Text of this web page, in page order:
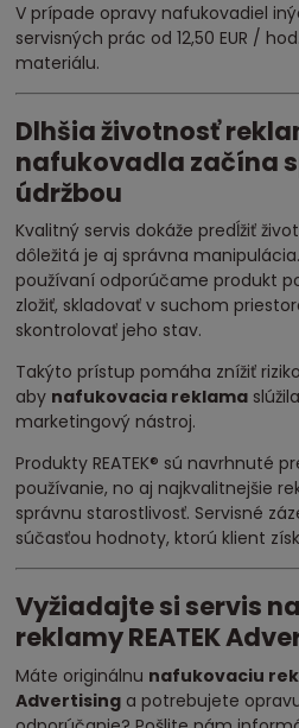
V prípade opravy nafukovadiel
servisných prác od 12,50 EUR /
materiálu.
Dlhšia životnosť
nafukovadla začína
údržbou
Kvalitný servis dokáže predĺžiť
dôležitá je aj správna
používaní odporúčame produkt
zložiť, skladovať v suchom
skontrolovať jeho stav.
Takýto prístup pomáha znížiť
aby nafukovacia reklama
marketingový nástroj.
Produkty REATEK® sú navrhnuté
používanie, no aj najkvalitnejšie
správnu starostlivosť. Servisné
súčasťou hodnoty, ktorú klient
Vyžiadajte si servis
reklamy REATEK
Máte originálnu nafukovaciu
Advertising a potrebujete